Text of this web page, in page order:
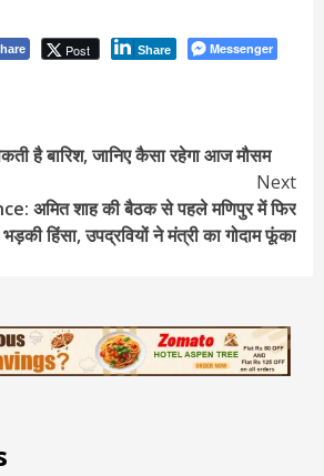
Post Share Messenger
है बारिश, जानिए कैसा रहेगा आज मौसम
Next
अमित शाह की बैठक से पहले मणिपुर में फिर
भड़की हिंसा, उपद्रवियों ने मंत्री का गोदाम फूंका